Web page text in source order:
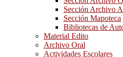
Sección Archivo
Sección Mapoteca
Bibliotecas de
Material Edito
Archivo Oral
Actividades Escolares